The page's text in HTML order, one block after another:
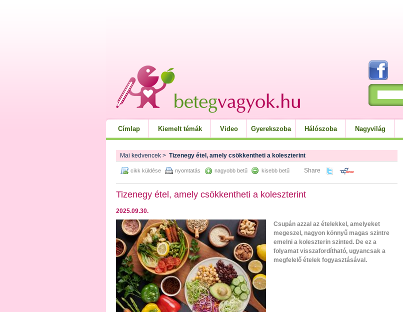
Címlap Kiemelt témák Video Gyerekszoba Hálószoba Nagyvilág
Mai kedvencek > Tizenegy étel, amely csökkentheti a koleszterint
Share
cikk küldése nyomtatás nagyobb betű kisebb betű
Tizenegy étel, amely csökkentheti a koleszterint
2025.09.30.
Csupán azzal az ételekkel, amelyeket
megeszel, nagyon könnyű magas szintre
emelni a koleszterin szinted. De ez a
folyamat visszafordítható, ugyancsak a
megfelelő ételek fogyasztásával.